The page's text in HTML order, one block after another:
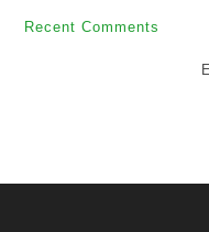
Recent Comments